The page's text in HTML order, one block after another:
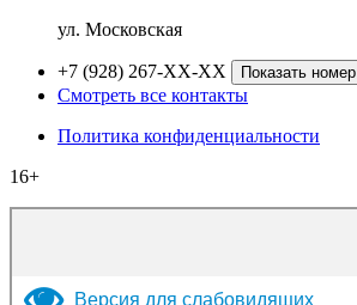
ул. Московская
+7 (928) 267-XX-XX Показать номер
Смотреть все контакты
Политика конфиденциальности
16+